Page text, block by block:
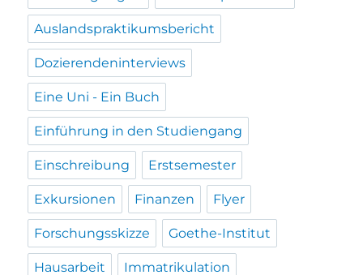
Auslandspraktikumsbericht
Dozierendeninterviews
Eine Uni - Ein Buch
Einführung in den Studiengang
Einschreibung Erstsemester
Exkursionen Finanzen Flyer
Forschungsskizze Goethe-Institut
Hausarbeit Immatrikulation